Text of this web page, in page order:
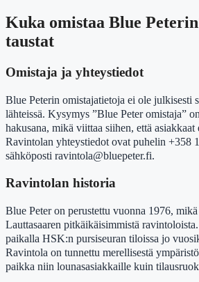
Kuka omistaa Blue
taustat
Omistaja ja yhteystiedot
Blue Peterin omistajatietoja ei ole julkisesti
lähteissä. Kysymys ”Blue Peter omistaja”
hakusana, mikä viittaa siihen, että asiakkaat
Ravintolan yhteystiedot ovat puhelin +358
sähköposti ravintola@bluepeter.fi.
Ravintolan historia
Blue Peter on perustettu vuonna 1976,
Lauttasaaren pitkäikäisimmistä
paikalla HSK:n pursiseuran tiloissa jo
Ravintola on tunnettu merellisestä
paikka niin lounasasiakkaille kuin